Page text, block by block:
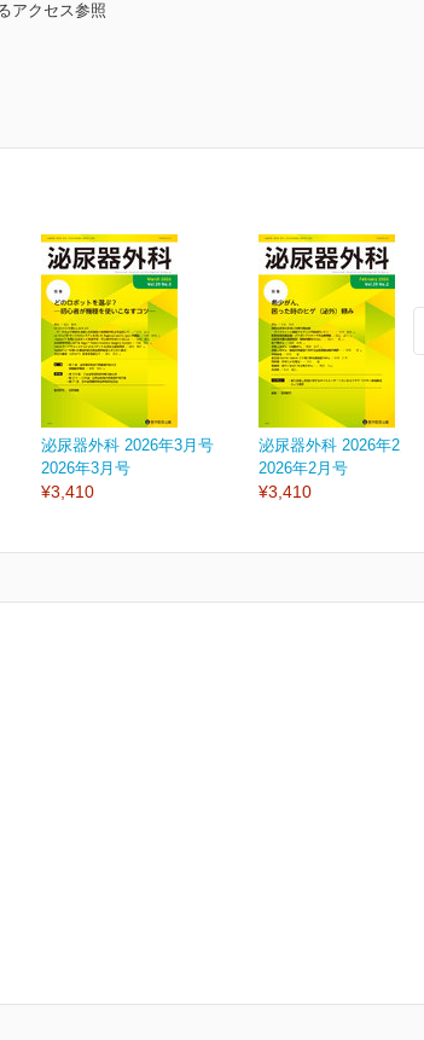
アクセス参照
泌尿器外科 2026年3月号
2026年3月号
¥3,410
泌尿器外科 2026年2月号
2026年2月号
¥3,410